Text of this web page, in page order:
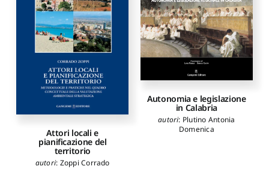
Attori locali e
pianificazione del
territorio
autori: Zoppi Corrado
Autonomia e legislazione
in Calabria
autori: Plutino Antonia
Domenica